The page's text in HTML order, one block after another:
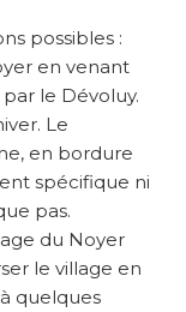
possibles :
en venant
le Dévoluy.
Le
en bordure
spécifique ni
pas.
du Noyer
le village en
quelques